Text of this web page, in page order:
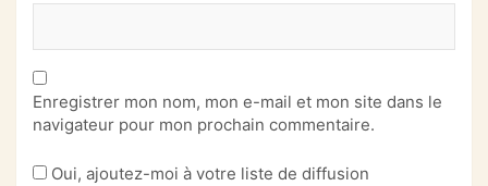
Enregistrer mon nom, mon e-mail et mon site dans le
navigateur pour mon prochain commentaire.
Oui, ajoutez-moi à votre liste de diffusion